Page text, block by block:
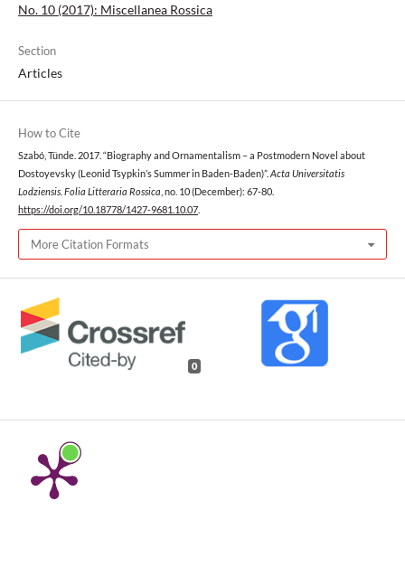
No. 10 (2017): Miscellanea Rossica
Section
Articles
How to Cite
Szabó, Tünde. 2017. “Biography and Ornamentalism – a Postmodern Novel about
Dostoyevsky (Leonid Tsypkin’s Summer in Baden-Baden)”. Acta Universitatis
Lodziensis. Folia Litteraria Rossica , no. 10 (December): 67-80.
https://doi.org/10.18778/1427-9681.10.07
More Citation Formats
0